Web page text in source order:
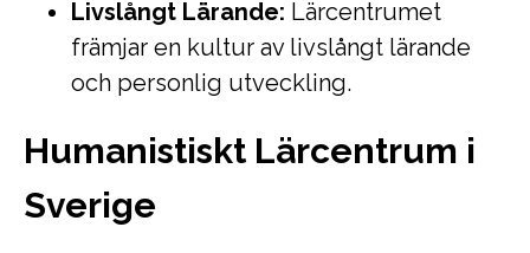
Livslångt Lärande: Lärcentrumet
främjar en kultur av livslångt lärande
och personlig utveckling.
Humanistiskt Lärcentrum i
Sverige